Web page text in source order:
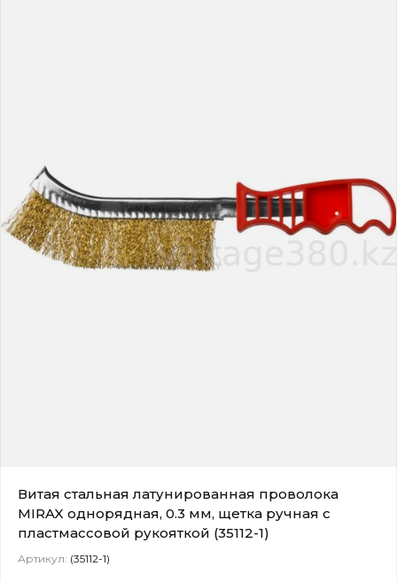
Витая стальная латунированная проволока
MIRAX однорядная, 0.3 мм, щетка ручная с
пластмассовой рукояткой (35112-1)
Артикул: (35112-1)